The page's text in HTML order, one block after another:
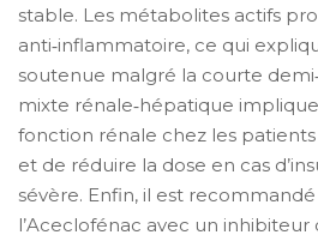
stable. Les métabolites actifs
anti‑inflammatoire, ce qui
soutenue malgré la courte
mixte rénale‑hépatique
fonction rénale chez les
et de réduire la dose en cas
sévère. Enfin, il est
l’Aceclofénac avec un